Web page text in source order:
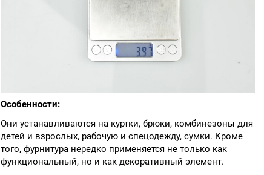
Особенности:
Они устанавливаются на куртки, брюки, комбинезоны для
детей и взрослых, рабочую и спецодежду, сумки. Кроме
того, фурнитура нередко применяется не только как
функциональный, но и как декоративный элемент.